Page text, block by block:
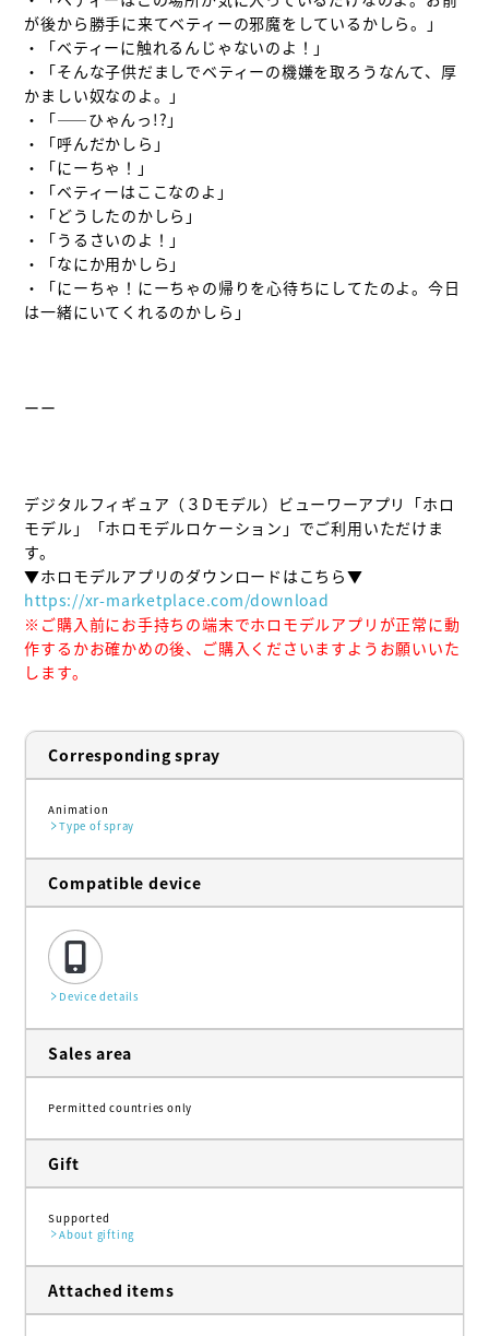
が後から勝手に来てベティーの邪魔をしているかしら。」
・「ベティーに触れるんじゃないのよ！」
・「そんな子供だましでベティーの機嫌を取ろうなんて、厚
かましい奴なのよ。」
・「――ひゃんっ!?」
・「呼んだかしら」
・「にーちゃ！」
・「ベティーはここなのよ」
・「どうしたのかしら」
・「うるさいのよ！」
・「なにか用かしら」
・「にーちゃ！にーちゃの帰りを心待ちにしてたのよ。今日
は一緒にいてくれるのかしら」
ーー
デジタルフィギュア（３Dモデル）ビューワーアプリ「ホロ
モデル」「ホロモデルロケーション」でご利用いただけま
す。
https://xr-marketplace.com/download
※ご購入前にお手持ちの端末でホロモデルアプリが正常に動
作するかお確かめの後、ご購入くださいますようお願いいた
します。
Corresponding spray
Animation
Type of spray
Compatible device
Device details
Sales area
Permitted countries only
Gift
Supported
About gifting
Attached items